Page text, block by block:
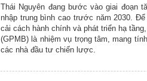
Thái Nguyên đang bước vào giai đoạn
nhập trung bình cao trước năm 2030.
cải cách hành chính và phát triển hạ
(GPMB) là nhiệm vụ trọng tâm, mang
các nhà đầu tư chiến lược.